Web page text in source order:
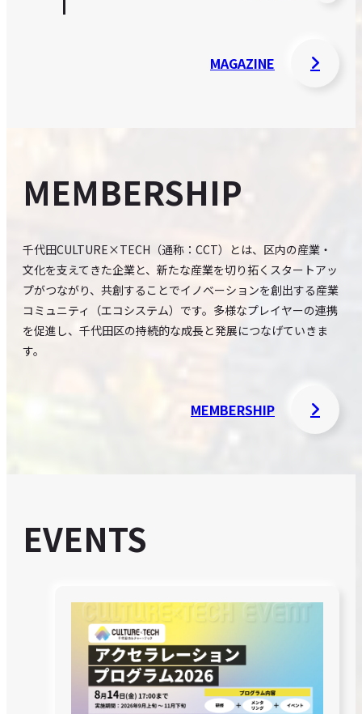
MAGAZINE
MEMBERSHIP
千代田CULTURE×TECH（通称：CCT）とは、区内の産業・
文化を支えてきた企業と、新たな産業を切り拓くスタートアッ
プがつながり、共創することでイノベーションを創出する産業
コミュニティ（エコシステム）です。多様なプレイヤーの連携
を促進し、千代田区の持続的な成長と発展につなげていきま
す。
MEMBERSHIP
EVENTS